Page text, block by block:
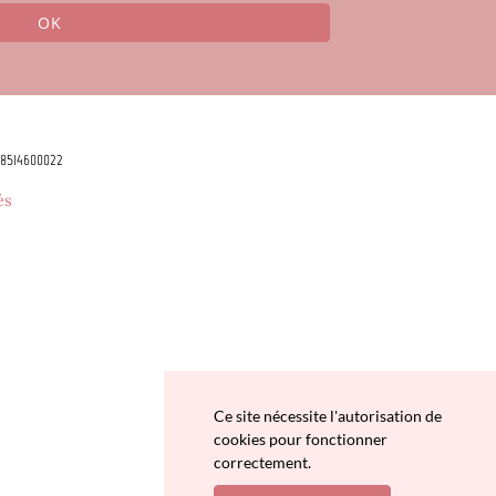
OK
Ce site nécessite l'autorisation de
cookies pour fonctionner
correctement.